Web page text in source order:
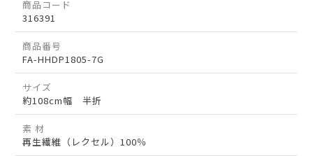
商品コード
316391
商品番号
FA-HHDP1805-7G
サイズ
約108cm幅 半折
素 材
再生繊維（レクセル）100％